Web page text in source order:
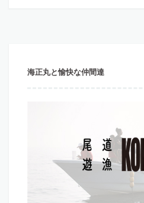
海正丸と愉快な仲間達